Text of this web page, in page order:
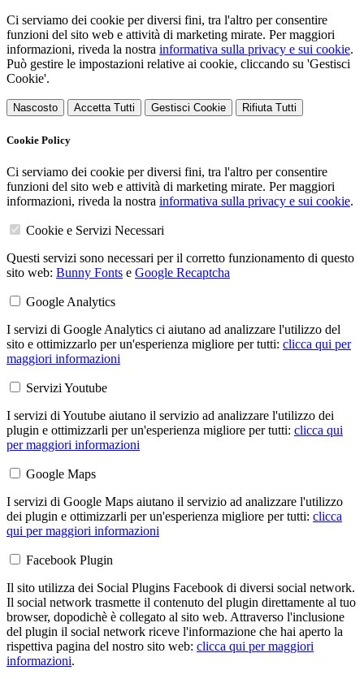
Ci serviamo dei cookie per diversi fini, tra l'altro per consentire
funzioni del sito web e attività di marketing mirate. Per maggiori
informazioni, riveda la nostra informativa sulla privacy e sui cookie.
Può gestire le impostazioni relative ai cookie, cliccando su 'Gestisci
Cookie'.
Nascosto Accetta Tutti Gestisci Cookie Rifiuta Tutti
Cookie Policy
Ci serviamo dei cookie per diversi fini, tra l'altro per consentire
funzioni del sito web e attività di marketing mirate. Per maggiori
informazioni, riveda la nostra informativa sulla privacy e sui cookie.
Cookie e Servizi Necessari
Questi servizi sono necessari per il corretto funzionamento di questo
sito web: Bunny Fonts e Google Recaptcha
Google Analytics
I servizi di Google Analytics ci aiutano ad analizzare l'utilizzo del
sito e ottimizzarlo per un'esperienza migliore per tutti: clicca qui per
maggiori informazioni
Servizi Youtube
I servizi di Youtube aiutano il servizio ad analizzare l'utilizzo dei
plugin e ottimizzarli per un'esperienza migliore per tutti: clicca qui
per maggiori informazioni
Google Maps
I servizi di Google Maps aiutano il servizio ad analizzare l'utilizzo
dei plugin e ottimizzarli per un'esperienza migliore per tutti: clicca
qui per maggiori informazioni
Facebook Plugin
Il sito utilizza dei Social Plugins Facebook di diversi social network.
Il social network trasmette il contenuto del plugin direttamente al tuo
browser, dopodichè è collegato al sito web. Attraverso l'inclusione
del plugin il social network riceve l'informazione che hai aperto la
rispettiva pagina del nostro sito web: clicca qui per maggiori
informazioni.